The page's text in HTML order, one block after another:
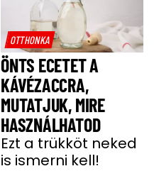
OTTHONKA
ÖNTS ECETET A
KÁVÉZACCRA,
MUTATJUK, MIRE
HASZNÁLHATOD
Ezt a trükköt neked
is ismerni kell!